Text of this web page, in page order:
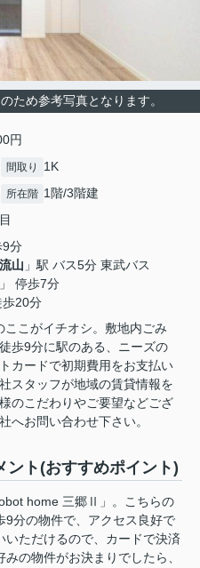
ため参考写真となります。
円
間取り 1K
所在階 1階/3階建
9分
山 」駅 バス5分 東武バス
停歩7分
歩20分
こがイチオシ。敷地内ごみ
歩9分に駅のある、ニーズの
カードで初期費用をお支払い
スタッフが地域の賃貸情報を
のこだわりやご要望などござ
へお問い合わせ下さい。
ト(おすすめポイント)
home 三郷Ⅱ」。こちらの
9分の物件で、アクセス良好で
ただけるので、カードで決済
の物件がお決まりでしたら、